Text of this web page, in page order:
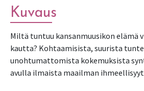
Kuvaus
Miltä tuntuu kansanmuusikon elämä
kautta? Kohtaamisista, suurista
unohtumattomista kokemuksista
avulla ilmaista maailman